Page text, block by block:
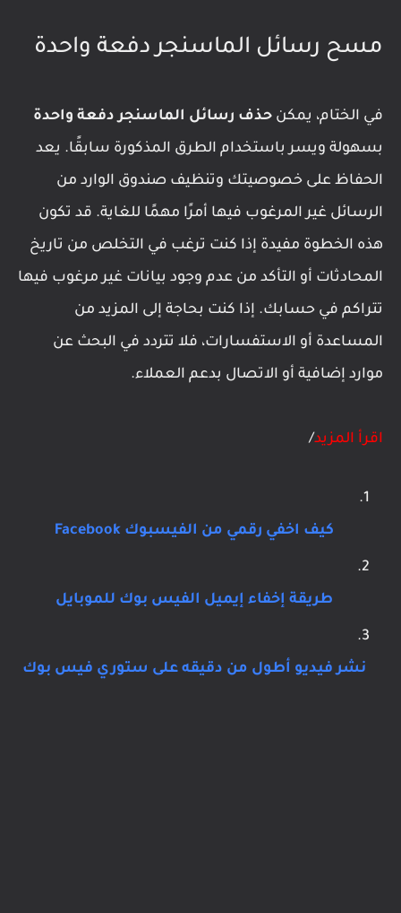
مسح رسائل الماسنجر دفعة واحدة
في الختام، يمكن حذف رسائل الماسنجر دفعة واحدة
بسهولة ويسر باستخدام الطرق المذكورة سابقًا. يعد
الحفاظ على خصوصيتك وتنظيف صندوق الوارد من
الرسائل غير المرغوب فيها أمرًا مهمًا للغاية. قد تكون
هذه الخطوة مفيدة إذا كنت ترغب في التخلص من تاريخ
المحادثات أو التأكد من عدم وجود بيانات غير مرغوب فيها
تتراكم في حسابك. إذا كنت بحاجة إلى المزيد من
المساعدة أو الاستفسارات، فلا تتردد في البحث عن
موارد إضافية أو الاتصال بدعم العملاء.
اقرأ المزيد/
كيف اخفي رقمي من الفيسبوك Facebook
طريقة إخفاء إيميل الفيس بوك للموبايل
نشر فيديو أطول من دقيقه على ستوري فيس بوك